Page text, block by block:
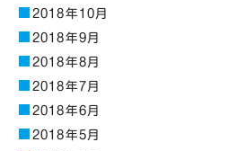
2018年10月
2018年9月
2018年8月
2018年7月
2018年6月
2018年5月